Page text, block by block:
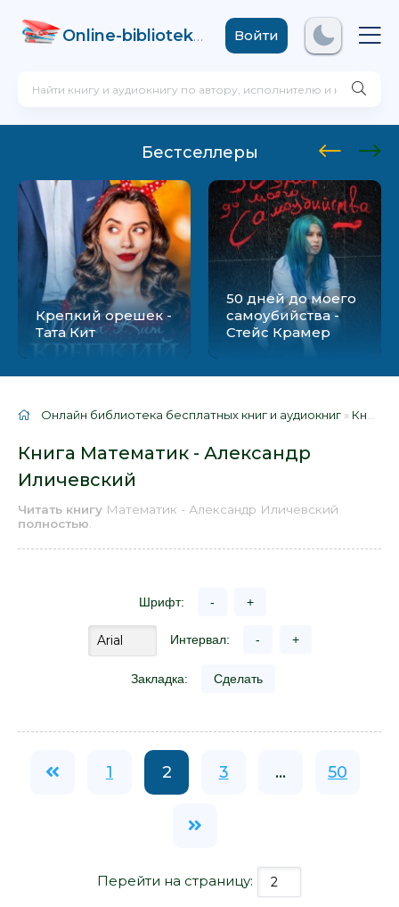
Online-biblioteka .comВойти
Бестселлеры
Крепкий орешек -
Тата Кит
50 дней до моего
самоубийства -
Стейс Крамер
Онлайн библиотека бесплатных книг и аудиокниг » Книги
Книга Математик - Александр
Иличевский
Читать книгу Математик - Александр Иличевский
полностью
Шрифт: - +
Интервал: - +
Закладка: Сделать
1 2 3 ... 50
Перейти на страницу: